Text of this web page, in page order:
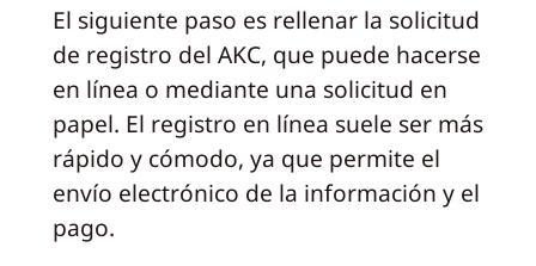
El siguiente paso es rellenar la solicitud
de registro del AKC, que puede hacerse
en línea o mediante una solicitud en
papel. El registro en línea suele ser más
rápido y cómodo, ya que permite el
envío electrónico de la información y el
pago.